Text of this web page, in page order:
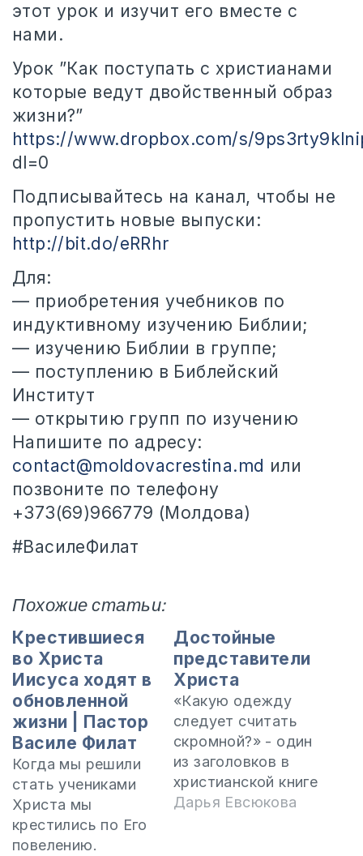
этот урок и изучит его вместе с
нами.
Урок ”Как поступать с христианами
которые ведут двойственный образ
жизни?”
https://www.dropbox.com/s/
dl=0
Подписывайтесь на канал, чтобы не
пропустить новые выпуски:
http://bit.do/eRRhr
Для:
— приобретения учебников по
индуктивному изучению Библии;
— изучению Библии в группе;
— поступлению в Библейский
Институт
— открытию групп по изучению
Напишите по адресу:
contact@moldovacrestina.md или
позвоните по телефону
+373(69)966779 (Молдова)
#ВасилеФилат
Похожие статьи:
Крестившиеся
во Христа
Иисуса ходят в
обновленной
жизни | Пастор
Василе Филат
Когда мы решили
стать учениками
Христа мы
крестились по Его
повелению.
Достойные
представители
Христа
«Какую одежду
следует считать
скромной?» - один
из заголовков в
христианской книге
для подростков с
Дарья Евсюкова